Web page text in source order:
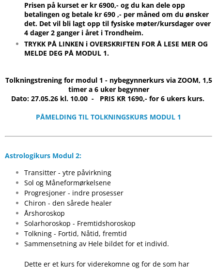
Prisen på kurset er kr 6900,- og du kan dele opp
betalingen og betale kr 690 ,- per måned om du ønsker
det. Det vil bli lagt opp til fysiske møter/kursdager over
4 dager 2 ganger i året i Trondheim.
TRYKK PÅ LINKEN i OVERSKRIFTEN FOR Å LESE MER OG
MELDE DEG PÅ MODUL 1.
Tolkningstrening for modul 1 - nybegynnerkurs via ZOOM, 1,5
timer a 6 uker begynner
Dato: 27.05.26 kl. 10.00 - PRIS KR 1690,- for 6 ukers kurs.
PÅMELDING TIL TOLKNINGSKURS MODUL 1
Astrologikurs Modul 2:
Transitter - ytre påvirkning
Sol og Måneformørkelsene
Progresjoner - indre prosesser
Chiron - den sårede healer
Årshoroskop
Solarhoroskop - Fremtidshoroskop
Tolkning - Fortid, Nåtid, fremtid
Sammensetning av Hele bildet for et individ.
Dette er et kurs for viderekomne og for de som har